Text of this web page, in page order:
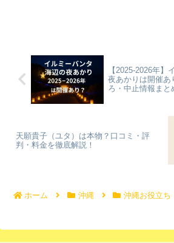
【2025-2026年】
夜あかりは開催あ
ろ・中止情報まと
天願貴子（ユタ）は本物？口コミ・評
判・料金を徹底解説！
ホーム 沖縄 沖縄お役立ち